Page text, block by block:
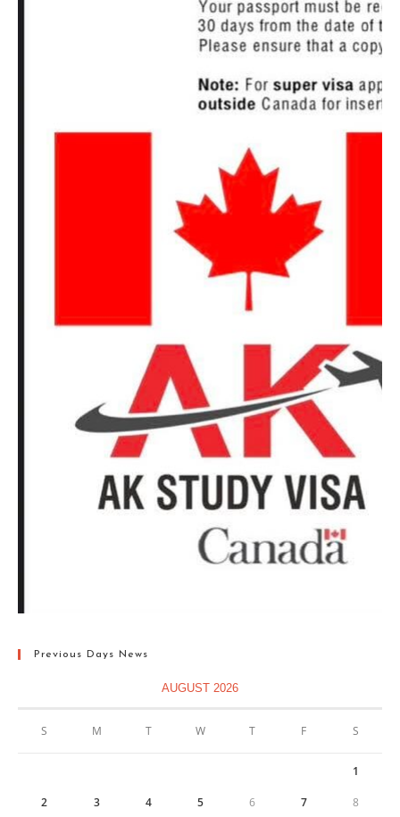
Previous Days News
AUGUST 2026
S M T W T F S
1
2 3 4 5 6 7 8